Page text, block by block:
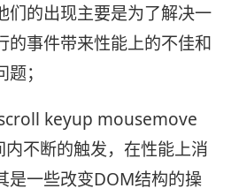
们的出现主要是为了解决一
的事件带来性能上的不佳和
；
keyup mousemove
不断的触发，在性能上消
是一些改变DOM结构的操